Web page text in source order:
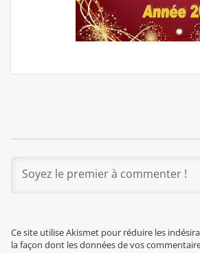
Ce site utilise Akismet pour réduire les
la façon dont les données de vos